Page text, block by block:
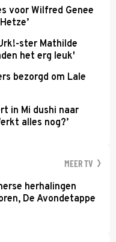
voor Wilfred Genee
ster Mathilde
het erg leuk'
bezorgd om Lale
in Mi dushi naar
alles nog?’
MEER TV
herhalingen
De Avondetappe